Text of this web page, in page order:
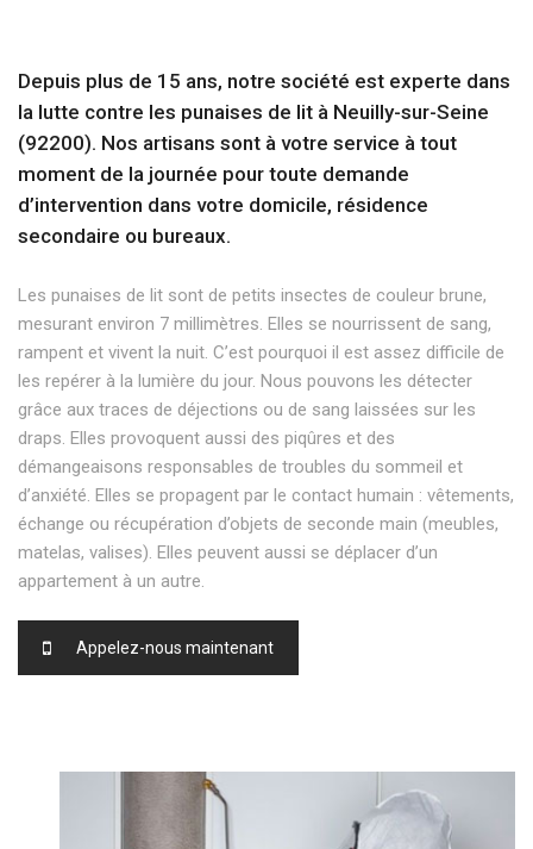
Depuis plus de 15 ans, notre société est experte dans
la lutte contre les punaises de lit à Neuilly-sur-Seine
(92200). Nos artisans sont à votre service à tout
moment de la journée pour toute demande
d’intervention dans votre domicile, résidence
secondaire ou bureaux.
Les punaises de lit sont de petits insectes de couleur brune,
mesurant environ 7 millimètres. Elles se nourrissent de sang,
rampent et vivent la nuit. C’est pourquoi il est assez difficile de
les repérer à la lumière du jour. Nous pouvons les détecter
grâce aux traces de déjections ou de sang laissées sur les
draps. Elles provoquent aussi des piqûres et des
démangeaisons responsables de troubles du sommeil et
d’anxiété. Elles se propagent par le contact humain : vêtements,
échange ou récupération d’objets de seconde main (meubles,
matelas, valises). Elles peuvent aussi se déplacer d’un
appartement à un autre.
Appelez-nous maintenant